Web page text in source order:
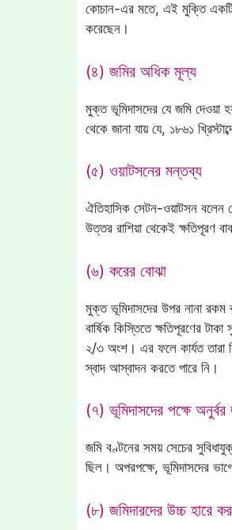
কোচান-এর মতে, এই মুক্তি একটি
করেছেন।
(৪) জমির অধিক মূল্য
মুক্ত ভূমিদাসদের যে জমি দেওয়া
থেকে জানা যায় যে, ১৮৬১
(৫) ওয়াটসনের মন্তব্য
ঐতিহাসিক সেটন-ওয়াটসন বলেন
উত্তর রাশিয়া থেকেই ক্ষতিপূরণ
(৬) করের বোঝা
মুক্ত ভূমিদাসদের উপর নানা রকম
বার্ষিক কিস্তিতে ক্ষতিপূরণের
২/৩ অংশ। এর ফলে কার্যত তারা
স্বাদ আস্বাদন করতে পারে নি।
(৭) ভূমিদাসদের পক্ষে অনুর্বর
জমি বণ্টনের সময় সেচের
ছিল। অপরপক্ষে, ভূমিদাসদের
(৮) জমিদারদের উচ্চ হারে